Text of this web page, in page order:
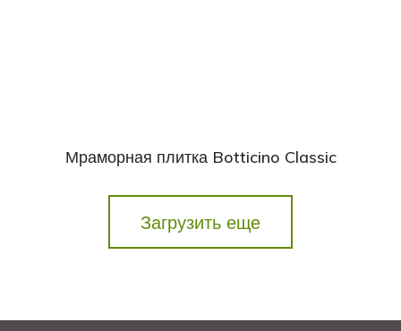
Мраморная плитка Botticino Classic
Загрузить еще